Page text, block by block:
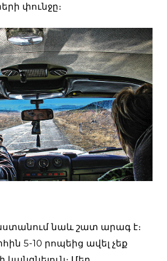
փունջը։
նաև շատ արագ է։
5-10 րոպեից ավել չեք